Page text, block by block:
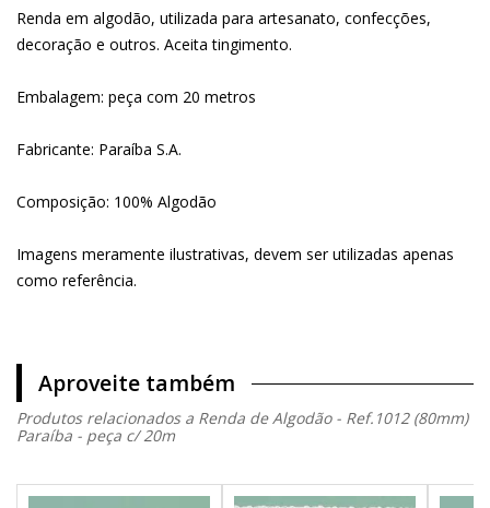
Renda em algodão, utilizada para artesanato, confecções,
decoração e outros. Aceita tingimento.
Embalagem: peça com 20 metros
Fabricante: Paraíba S.A.
Composição: 100% Algodão
Imagens meramente ilustrativas, devem ser utilizadas apenas
como referência.
Aproveite também
Produtos relacionados a Renda de Algodão - Ref.1012 (80mm)
Paraíba - peça c/ 20m